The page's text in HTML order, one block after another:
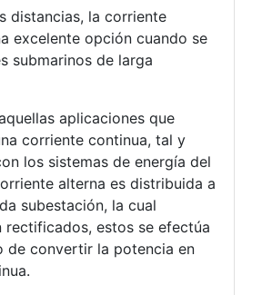
distancias, la corriente
excelente opción cuando se
submarinos de larga
aplicaciones que
corriente continua, tal y
los sistemas de energía del
alterna es distribuida a
subestación, la cual
rectificados, estos se efectúa
de convertir la potencia en